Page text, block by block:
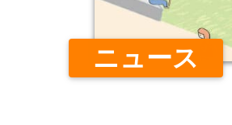
ニュース